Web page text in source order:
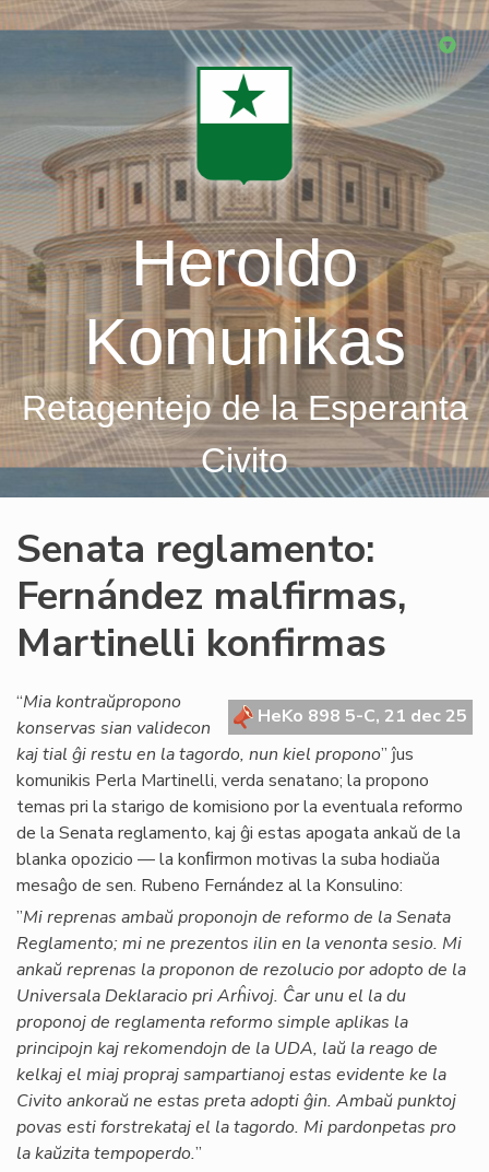
Skip
Heroldo
Komunikas
Retagentejo de la Esperanta
Civito
Senata reglamento:
Fernández malfirmas,
Martinelli konfirmas
HeKo 898 5-C, 21 dec 25
“Mia kontraŭpropono
konservas sian validecon
kaj tial ĝi restu en la tagordo, nun kiel propono” ĵus
komunikis Perla Martinelli, verda senatano; la propono
temas pri la starigo de komisiono por la eventuala reformo
de la Senata reglamento, kaj ĝi estas apogata ankaŭ de la
blanka opozicio — la konﬁrmon motivas la suba hodiaŭa
mesaĝo de sen. Rubeno Fernández al la Konsulino:
”Mi reprenas ambaŭ proponojn de reformo de la Senata
Reglamento; mi ne prezentos ilin en la venonta sesio. Mi
ankaŭ reprenas la proponon de rezolucio por adopto de la
Universala Deklaracio pri Arĥivoj. Ĉar unu el la du
proponoj de reglamenta reformo simple aplikas la
principojn kaj rekomendojn de la UDA, laŭ la reago de
kelkaj el miaj propraj sampartianoj estas evidente ke la
Civito ankoraŭ ne estas preta adopti ĝin. Ambaŭ punktoj
povas esti forstrekataj el la tagordo. Mi pardonpetas pro
la kaŭzita tempoperdo.”